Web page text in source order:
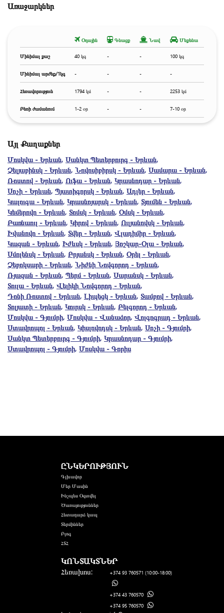
Առաջարկներ
Օդային Գնացք Նավ Մեքենա
Մինիմալ քաշ 40 կգ - - 100 կգ
Մինիմալ արժեք/1կգ - - - -
Հեռավորություն 1794 կմ - - 2253 կմ
Բեռի ժամանում 1-2 օր - - 7-10 օր
Այլ Քաղաքներ
Մոսկվա - Երևան, Սանկտ Պետերբուրգ - Երևան,
Չելյաբինսկ - Երևան, Նովոսիբիրսկ - Երևան, Սամարա - Երևան,
Ռոստով - Երևան, Ուֆա - Երևան, Կրասնոդար - Երևան,
Սոչի - Երևան, Պյատիգորսկ - Երևան, Ադլեր - Երևան,
Կալուգա - Երևան, Կրասնոյարսկ - Երևան, Տյումեն - Երևան,
Կեմերովո - Երևան, Տոմսկ - Երևան, Օմսկ - Երևան,
Բառնաուլ - Երևան, Կիրով - Երևան, Ուլյանովսկ - Երևան,
Իվանովո - Երևան, Տվեր - Երևան, Վլադիմիր - Երևան,
Կազան - Երևան, Իժևսկ - Երևան, Յոշկար-Օլա - Երևան,
Սմոլենսկ - Երևան, Բրյանսկ - Երևան, Օրել - Երևան,
Չեբոկսարի - Երևան, Նիժնի Նովգորոդ - Երևան,
Ռյազան - Երևան, Պերմ - Երևան, Սարանսկ - Երևան,
Տուլա - Երևան, Վելիկի Նովգորոդ - Երևան,
Դոնի Ռոստով - Երևան, Լիպեցկ - Երևան, Տամբով - Երևան,
Տոլյատի - Երևան, Կուրսկ - Երևան, Բելգորոդ - Երևան,
Մոսկվա - Գյումրի, Մոսկվա - Վանաձոր, Վոլգոգրադ - Երևան,
Ստավրոպոլ - Երևան, Կիսլովոդսկ - Երևան, Սոչի - Գյումրի,
Սանկտ Պետերբուրգ - Գյումրի, Կրասնոդար - Գյումրի,
Ստավրոպոլ - Գյումրի, Մոսկվա - Գորիս
ԸՆԿԵՐՈՒԹՅՈՒՆ
Գլխավոր
Մեր Մասին
Ինչպես Օգտվել
Ծառայություններ
Հետադարձ կապ
Տերմիններ
Բլոգ
ՀՏՀ
ԿՈՆՏԱԿՏՆԵՐ
Հեռախոս: +374 93 760571 (10:00-18:00)
+374 43 760570
+374 95 760570